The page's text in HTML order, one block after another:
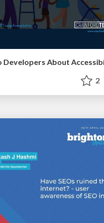
Developers About
2